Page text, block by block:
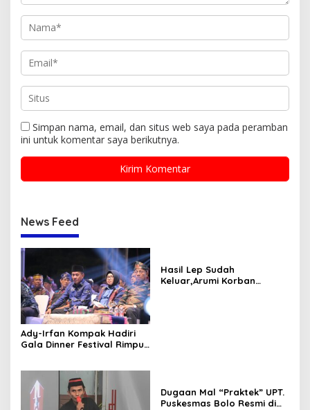
Simpan nama, email, dan situs web saya pada peramban
ini untuk komentar saya berikutnya.
News Feed
Ady-Irfan Kompak Hadiri
Gala Dinner Festival Rimpu
Hasil Lep Sudah
Keluar,Arumi Korban
Dugaan Mal “Praktek” UPT.
Puskesmas Bolo Resmi di